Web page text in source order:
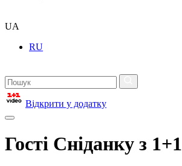
UA
RU
Відкрити у додатку
Гості Сніданку з 1+1